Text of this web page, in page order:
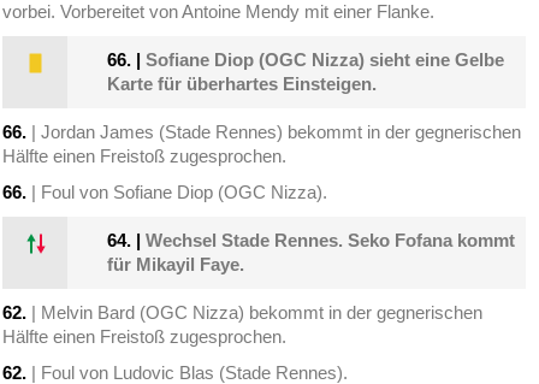
vorbei. Vorbereitet von Antoine Mendy mit einer Flanke.
66. |Sofiane Diop (OGC Nizza) sieht eine Gelbe
Karte für überhartes Einsteigen.
66. | Jordan James (Stade Rennes) bekommt in der gegnerischen
Hälfte einen Freistoß zugesprochen.
66. | Foul von Sofiane Diop (OGC Nizza).
64. |Wechsel Stade Rennes. Seko Fofana kommt
für Mikayil Faye.
62. | Melvin Bard (OGC Nizza) bekommt in der gegnerischen
Hälfte einen Freistoß zugesprochen.
62. | Foul von Ludovic Blas (Stade Rennes).